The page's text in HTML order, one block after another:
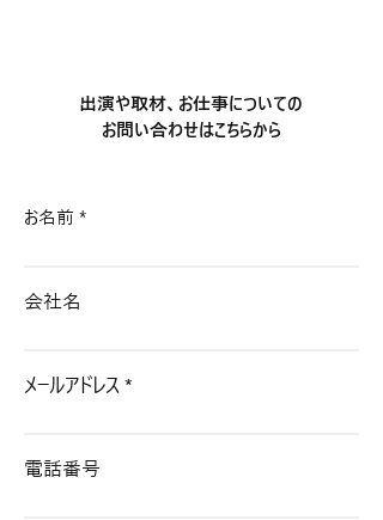
​出演や取材、お仕事についての
お問い合わせはこちらから
お名前
会社名
メールアドレス
電話番号